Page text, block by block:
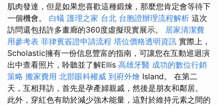
肌肉發達，但是如果您喜歡這種鍛煉，那​​麼您肯定會等待下
一個機會。 白蟻 護理之家 台北 台胞證辦理流程解析 這次
訪問還包括許多畫廊的360度虛擬現實展示。 居家清潔費
用參考表 菲律賓簽證申請流程 塔位價格透明資訊 實際上，
Scholastic擁有一份信息豐富的指南，可讓您在互動巡迴演
出中查看照片，聆聽並了解Ellis 高雄牙醫 成功的數位行銷
策略 搬家費用 北部眼科權威 到府外燴 Island。 在第二
天，互相拜訪，首先是孕產婦親戚，然後是朋友和鄰居。
此外，穿紅色有助於減少強木能量，這對於維持元素之間的